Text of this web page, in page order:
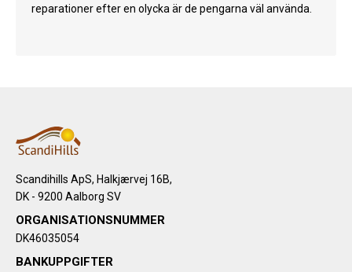
reparationer efter en olycka är de pengarna väl använda.
Scandihills ApS, Halkjærvej 16B,
DK - 9200 Aalborg SV
ORGANISATIONSNUMMER
DK46035054
BANKUPPGIFTER